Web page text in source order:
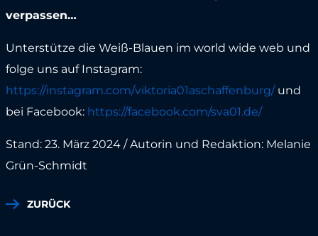
verpassen…
Unterstütze die Weiß-Blauen im world wide web und
folge uns auf Instagram:
https://instagram.com/viktoria01aschaffenburg/und
bei Facebook: https://facebook.com/sva01.de/
Stand: 23. März 2024 / Autorin und Redaktion: Melanie
Grün-Schmidt
ZURÜCK